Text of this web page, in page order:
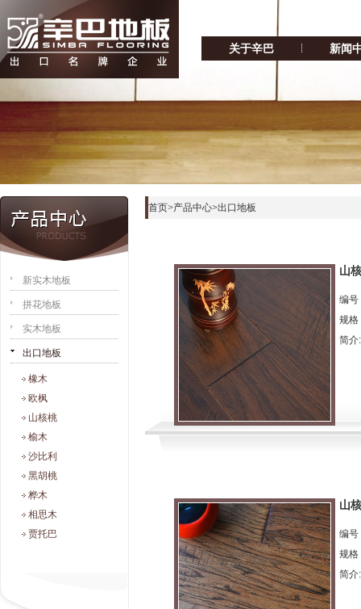
关于辛巴 新闻
新实木地板
拼花地板
实木地板
出口地板
橡木
欧枫
山核桃
榆木
沙比利
黑胡桃
桦木
相思木
贾托巴
首页>产品中心>出口地板
山
编号
规
简介
山
编号
规
简介